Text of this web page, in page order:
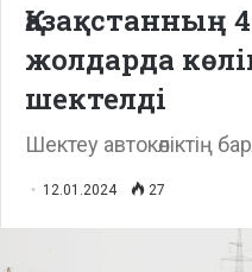
Қазақстанның
жолдарда
шектелді
Шектеу автокөліктің
12.01.2024 27